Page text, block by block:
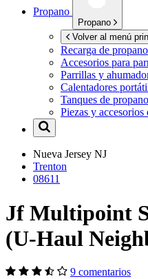
Propano
Propano
Volver al menú
Recarga de propano
Accesorios para
Parrillas y
Calentadores
Tanques de propano
Piezas y accesorios
Nueva Jersey NJ
Trenton
08611
Jf Multipoint
(U-Haul
9 comentarios